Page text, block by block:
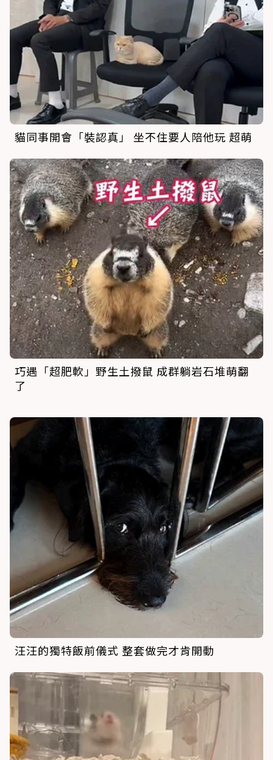
貓同事開會「裝認真」 坐不住要人陪他玩 超萌
巧遇「超肥軟」野生土撥鼠 成群躺岩石堆萌翻
了
汪汪的獨特飯前儀式 整套做完才肯開動